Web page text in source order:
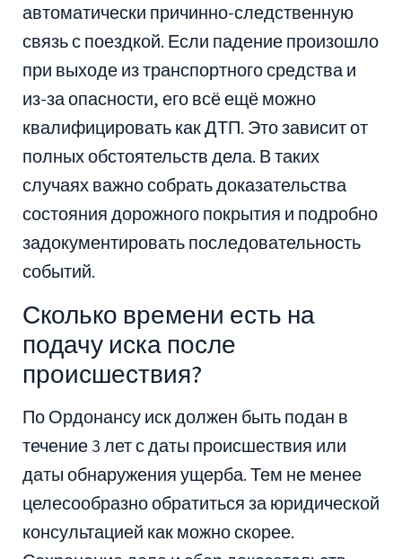
автоматически причинно-следственную
связь с поездкой. Если падение произошло
при выходе из транспортного средства и
из-за опасности, его всё ещё можно
квалифицировать как ДТП. Это зависит от
полных обстоятельств дела. В таких
случаях важно собрать доказательства
состояния дорожного покрытия и подробно
задокументировать последовательность
событий.
Сколько времени есть на
подачу иска после
происшествия?
По Ордонансу иск должен быть подан в
течение 3 лет с даты происшествия или
даты обнаружения ущерба. Тем не менее
целесообразно обратиться за юридической
консультацией как можно скорее.